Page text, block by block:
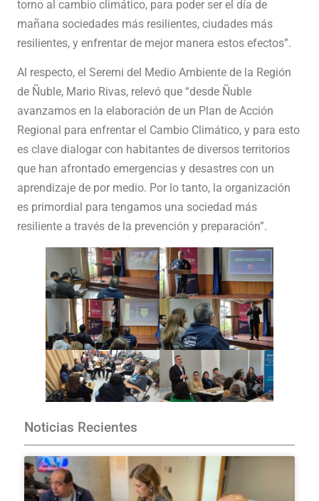
torno al cambio climático, para poder ser el día de
mañana sociedades más resilientes, ciudades más
resilientes, y enfrentar de mejor manera estos efectos”.
Al respecto, el Seremi del Medio Ambiente de la Región
de Ñuble, Mario Rivas, relevó que “desde Ñuble
avanzamos en la elaboración de un Plan de Acción
Regional para enfrentar el Cambio Climático, y para esto
es clave dialogar con habitantes de diversos territorios
que han afrontado emergencias y desastres con un
aprendizaje de por medio. Por lo tanto, la organización
es primordial para tengamos una sociedad más
resiliente a través de la prevención y preparación”.
Noticias Recientes